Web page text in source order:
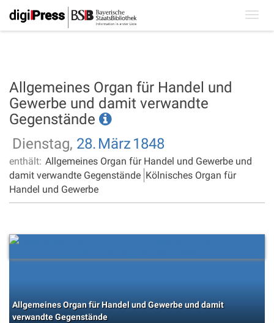
Allgemeines Organ für Handel und
Gewerbe und damit verwandte
Gegenstände
Dienstag, 28. März 1848
enthält: Allgemeines Organ für Handel und Gewerbe und
damit verwandte Gegenstände Kölnisches Organ für
Handel und Gewerbe
Allgemeines Organ für Handel und Gewerbe und damit
verwandte Gegenstände